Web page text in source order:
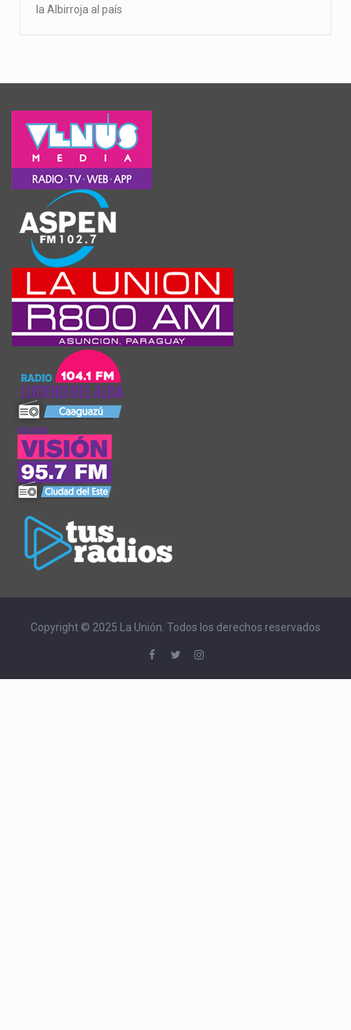
la Albirroja al país
Copyright © 2025 La Unión. Todos los derechos reservados